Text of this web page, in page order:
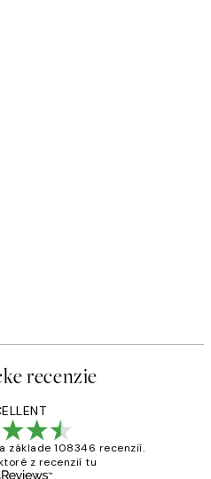
recenzie
základe 108346 recenzií.
z recenzií tu